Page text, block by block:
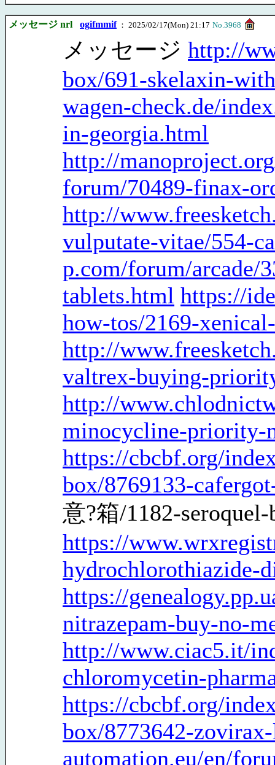
メッセージ nrl ogifmmif： 2025/02/17(Mon) 21:17 No.3968
メッセージ http://
box/691-skelaxin-
wagen-check.de/
in-georgia.html
http://
forum/70489-finax-
http://
vulputate-vitae/554-
p.com/forum/arcade/
tablets.html https://
how-tos/2169-
http://
valtrex-buying-
http://
minocycline-priority-
https://cbcbf.org/
box/8769133-
意?箱/1182-
https://
hydrochlorothiazide-
https://
nitrazepam-buy-no-
http://www.ciac5.it/
chloromycetin-
https://cbcbf.org/
box/8773642-
automation.eu/en/